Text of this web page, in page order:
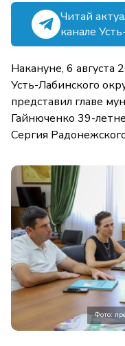
Читай
канале
Накануне, 6 августа
Усть-Лабинского
представил главе
Гайнюченко 39-
Сергия
Фото: